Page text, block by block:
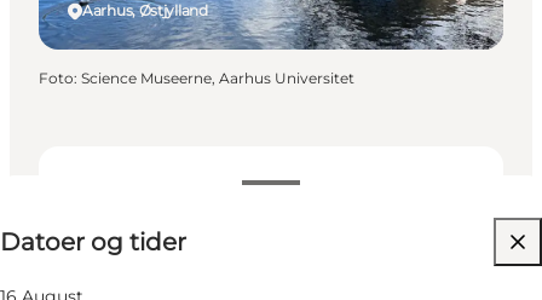
Datoer og tider
Besøg hjemmeside
Aarhus, Østjylland
Foto: Science Museerne, Aarhus Universitet